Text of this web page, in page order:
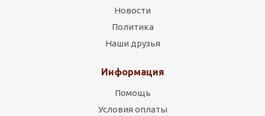
Новости
Политика
Наши друзья
Информация
Помощь
Условия оплаты